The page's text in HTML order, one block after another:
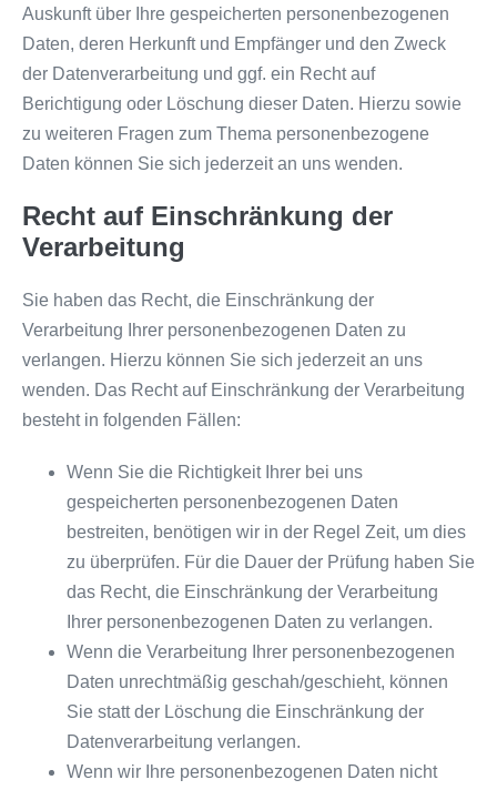
Auskunft über Ihre gespeicherten personenbezogenen
Daten, deren Herkunft und Empfänger und den Zweck
der Datenverarbeitung und ggf. ein Recht auf
Berichtigung oder Löschung dieser Daten. Hierzu sowie
zu weiteren Fragen zum Thema personenbezogene
Daten können Sie sich jederzeit an uns wenden.
Recht auf Einschränkung der
Verarbeitung
Sie haben das Recht, die Einschränkung der
Verarbeitung Ihrer personenbezogenen Daten zu
verlangen. Hierzu können Sie sich jederzeit an uns
wenden. Das Recht auf Einschränkung der Verarbeitung
besteht in folgenden Fällen:
Wenn Sie die Richtigkeit Ihrer bei uns
gespeicherten personenbezogenen Daten
bestreiten, benötigen wir in der Regel Zeit, um dies
zu überprüfen. Für die Dauer der Prüfung haben Sie
das Recht, die Einschränkung der Verarbeitung
Ihrer personenbezogenen Daten zu verlangen.
Wenn die Verarbeitung Ihrer personenbezogenen
Daten unrechtmäßig geschah/geschieht, können
Sie statt der Löschung die Einschränkung der
Datenverarbeitung verlangen.
Wenn wir Ihre personenbezogenen Daten nicht